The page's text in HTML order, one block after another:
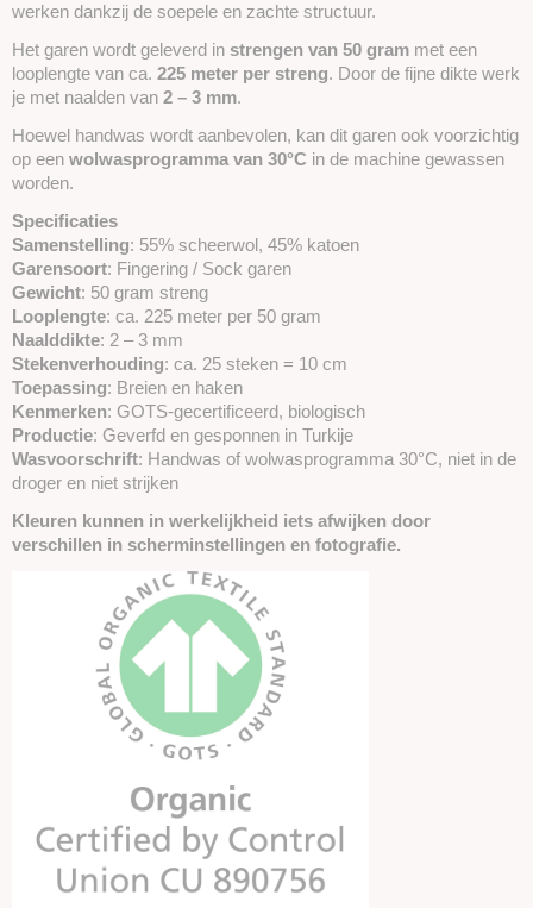
werken dankzij de soepele en zachte structuur.
Het garen wordt geleverd in strengen van 50 gram met een
looplengte van ca. 225 meter per streng. Door de fijne dikte werk
je met naalden van 2 – 3 mm.
Hoewel handwas wordt aanbevolen, kan dit garen ook voorzichtig
op een wolwasprogramma van 30°C in de machine gewassen
worden.
Specificaties
Samenstelling: 55% scheerwol, 45% katoen
Garensoort: Fingering / Sock garen
Gewicht: 50 gram streng
Looplengte: ca. 225 meter per 50 gram
Naalddikte: 2 – 3 mm
Stekenverhouding: ca. 25 steken = 10 cm
Toepassing: Breien en haken
Kenmerken: GOTS-gecertificeerd, biologisch
Productie: Geverfd en gesponnen in Turkije
Wasvoorschrift: Handwas of wolwasprogramma 30°C, niet in de
droger en niet strijken
Kleuren kunnen in werkelijkheid iets afwijken door
verschillen in scherminstellingen en fotografie.